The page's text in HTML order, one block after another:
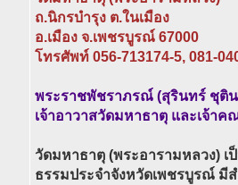
ถ.นิกรบำรุง ต.ในเมือง
อ.เมือง จ.เพชรบูรณ์ 67000
โทรศัพท์ 056-713174-5, 081-
พระราชพัชราภรณ์ (สุรินทร์ ชุติ
เจ้าอาวาสวัดมหาธาตุ และเจ้า
วัดมหาธาตุ (พระอารามหลวง)
ธรรมประจำจังหวัดเพชรบูรณ์ มี